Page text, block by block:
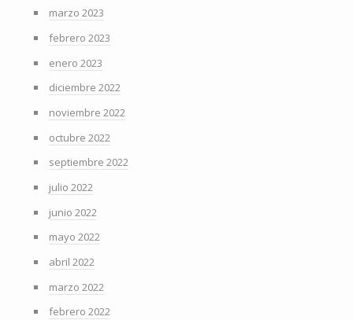
marzo 2023
febrero 2023
enero 2023
diciembre 2022
noviembre 2022
octubre 2022
septiembre 2022
julio 2022
junio 2022
mayo 2022
abril 2022
marzo 2022
febrero 2022